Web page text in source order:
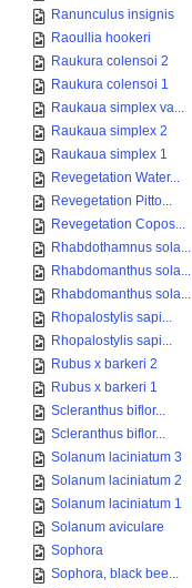
Ranunculus insignis
Raoullia hookeri
Raukura colensoi 2
Raukura colensoi 1
Raukaua simplex va...
Raukaua simplex 2
Raukaua simplex 1
Revegetation Water...
Revegetation Pitto...
Revegetation Copos...
Rhabdothamnus sola...
Rhabdomanthus sola...
Rhabdomanthus sola...
Rhopalostylis sapi...
Rhopalostylis sapi...
Rubus x barkeri 2
Rubus x barkeri 1
Scleranthus biflor...
Scleranthus biflor...
Solanum laciniatum 3
Solanum laciniatum 2
Solanum laciniatum 1
Solanum aviculare
Sophora
Sophora, black bee...